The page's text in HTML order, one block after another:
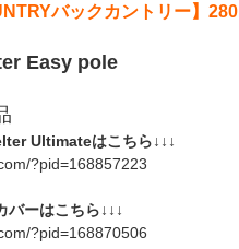
バックカントリー】
Easy pole
Ultimateはこちら↓↓↓
?pid=168857223
バーはこちら↓↓↓
?pid=168870506